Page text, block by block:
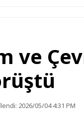
ve
2026/05/04 4:31 PM